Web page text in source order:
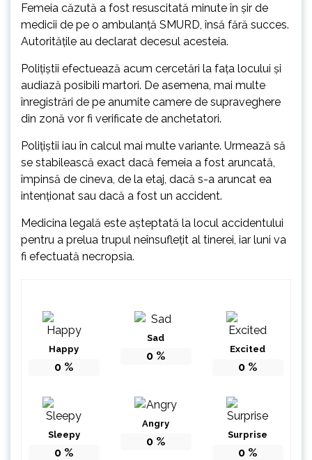
Femeia căzută a fost resuscitată minute în șir de
medicii de pe o ambulanță SMURD, însă fără succes.
Autoritățile au declarat decesul acesteia.
Polițiștii efectuează acum cercetări la fața locului și
audiază posibili martori. De asemena, mai multe
înregistrări de pe anumite camere de supraveghere
din zonă vor fi verificate de anchetatori.
Polițiștii iau în calcul mai multe variante. Urmează să
se stabilească exact dacă femeia a fost aruncată,
împinsă de cineva, de la etaj, dacă s-a aruncat ea
intenționat sau dacă a fost un accident.
Medicina legală este așteptată la locul accidentului
pentru a prelua trupul neînsuflețit al tinerei, iar luni va
fi efectuată necropsia.
Happy
0 %
Sad
0 %
Excited
0 %
Sleepy
0 %
Angry
0 %
Surprise
0 %